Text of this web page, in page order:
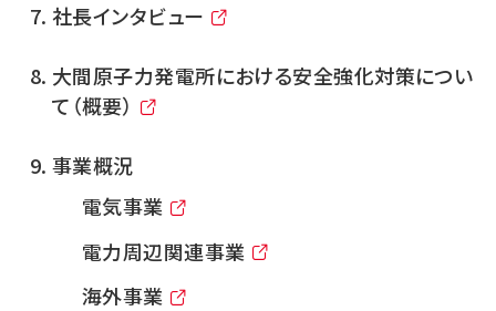
社長インタビュー
大間原子力発電所における安全強化対策につい
て（概要）
事業概況
電気事業
電力周辺関連事業
海外事業